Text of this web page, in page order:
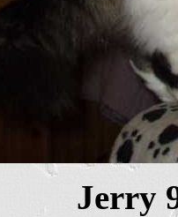
Jerry